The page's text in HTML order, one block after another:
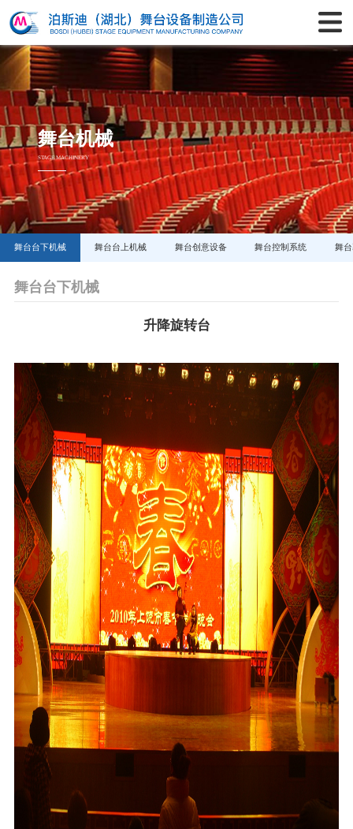
舞台机械
STAGE MACHINERY
舞台台下机械 舞台台上机械 舞台创意设备 舞台控制系统 舞
舞台台下机械
升降旋转台